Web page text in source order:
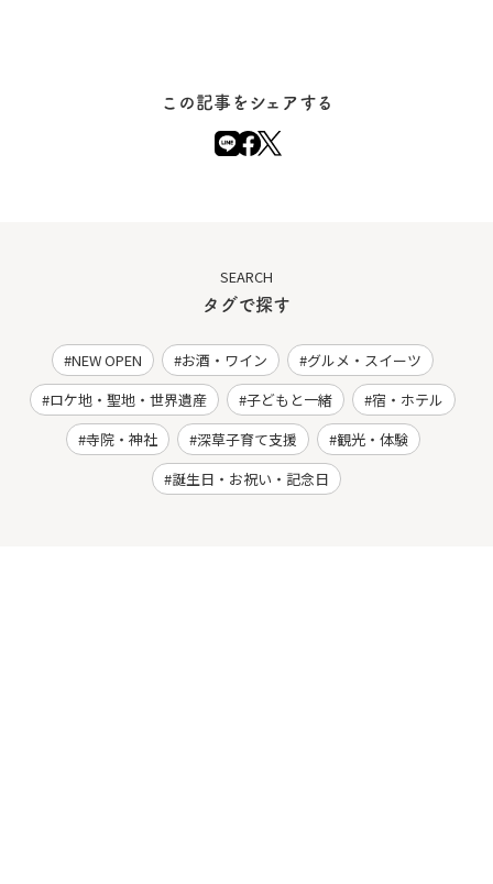
この記事をシェアする
SEARCH
タグで探す
NEW OPEN お酒・ワイン
グルメ・スイーツ
ロケ地・聖地・世界遺産
子どもと一緒
宿・ホテル
寺院・神社
深草子育て支援
観光・体験
誕生日・お祝い・記念日